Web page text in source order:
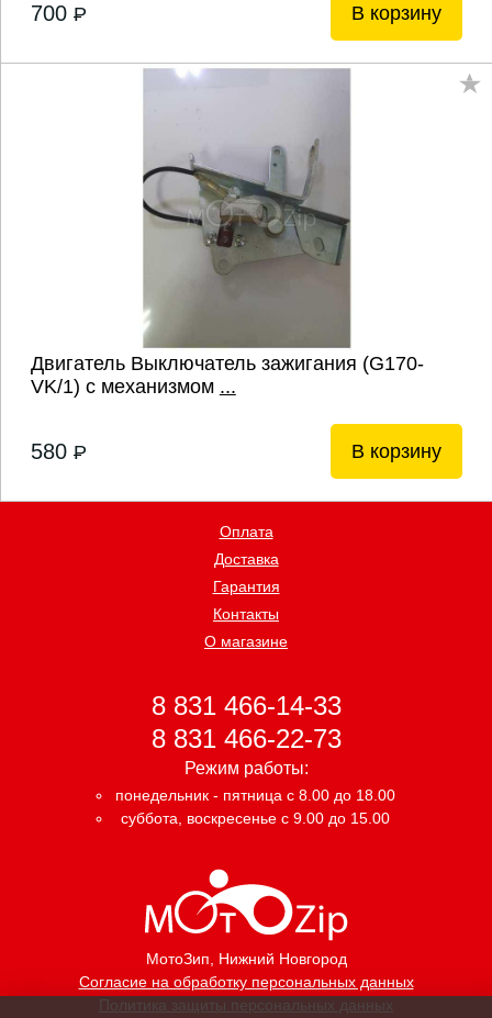
700 P В корзину
Двигатель Выключатель зажигания (G170-
VK/1) с механизмом ...
580 P В корзину
МотоЗип, Нижний Новгород
Согласие на обработку персональных данных
Политика защиты персональных данных
Оплата
Доставка
Гарантия
Контакты
О магазине
8 831 466-14-33
8 831 466-22-73
Режим работы:
понедельник - пятница с 8.00 до 18.00
суббота, воскресенье с 9.00 до 15.00